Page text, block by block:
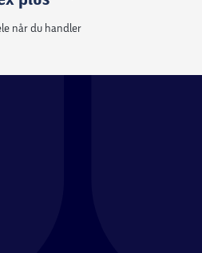
når du handler